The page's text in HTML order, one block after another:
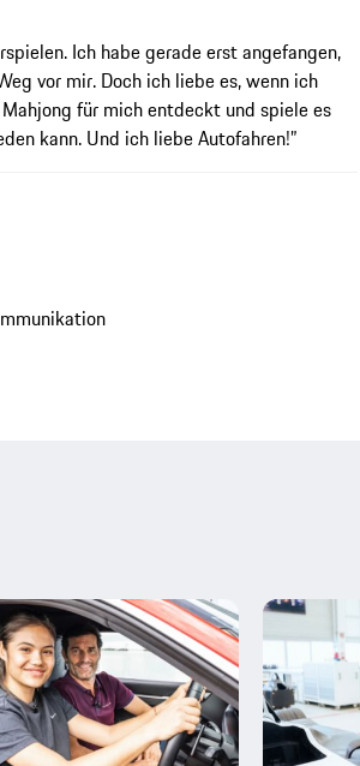
Ich habe gerade erst angefangen,
vor mir. Doch ich liebe es, wenn ich
für mich entdeckt und spiele es
kann. Und ich liebe Autofahren!”